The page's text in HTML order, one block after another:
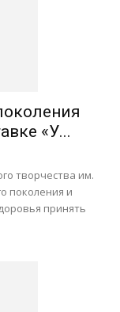
«У...
творчества им.
поколения и
принять